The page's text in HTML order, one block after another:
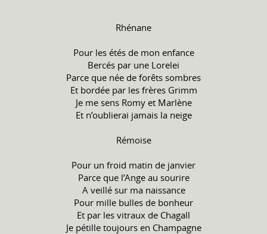
Rhénane
Pour les étés de mon enfance
Bercés par une Lorelei
Parce que née de forêts sombres
Et bordée par les frères Grimm
Je me sens Romy et Marlène
Et n’oublierai jamais la neige
Rémoise
Pour un froid matin de janvier
Parce que l’Ange au sourire
A veillé sur ma naissance
Pour mille bulles de bonheur
Et par les vitraux de Chagall
Je pétille toujours en Champagne